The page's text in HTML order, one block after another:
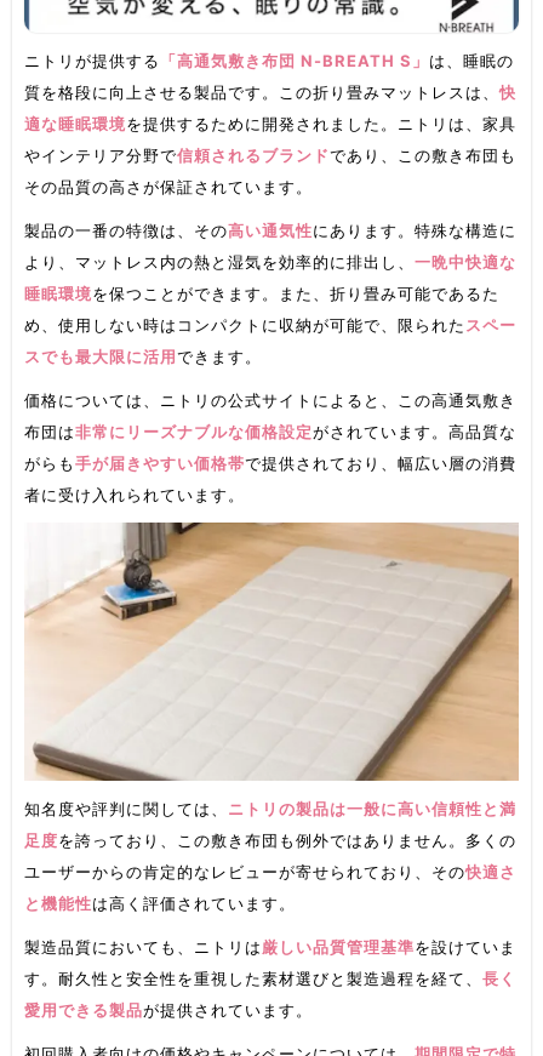
ニトリが提供する 「高通気敷き布団 N-BREATH S」 は、睡眠の
質を格段に向上させる製品です。この折り畳みマットレスは、快
適な睡眠環境を提供するために開発されました。ニトリは、家具
やインテリア分野で信頼されるブランドであり、この敷き布団も
その品質の高さが保証されています。
製品の一番の特徴は、その高い通気性にあります。特殊な構造に
より、マットレス内の熱と湿気を効率的に排出し、 一晩中快適な
睡眠環境を保つことができます。また、折り畳み可能であるた
め、使用しない時はコンパクトに収納が可能で、限られた スペー
スでも最大限に活用できます。
価格については、ニトリの公式サイトによると、この高通気敷き
布団は非常にリーズナブルな価格設定がされています。高品質な
がらも手が届きやすい価格帯で提供されており、幅広い層の消費
者に受け入れられています。
知名度や評判に関しては、 ニトリの製品は一般に高い信頼性と満
足度を誇っており、この敷き布団も例外ではありません。多くの
ユーザーからの肯定的なレビューが寄せられており、その快適さ
と機能性は高く評価されています。
製造品質においても、ニトリは厳しい品質管理基準を設けていま
す。耐久性と安全性を重視した素材選びと製造過程を経て、 長く
愛用できる製品が提供されています。